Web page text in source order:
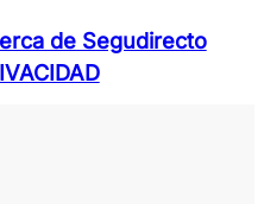
de Segudirecto